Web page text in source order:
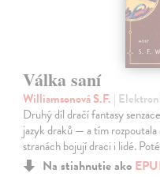
Válka saní
Williamsonová S.F. |
Druhý díl dračí fantasy
jazyk draků — a tím rozpoutala
stranách bojují draci i lidé.
Na stiahnutie ako